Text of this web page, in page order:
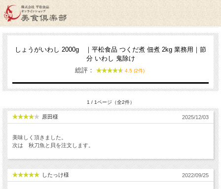
しょうがいわし 2000g ｜平松食品 つくだ煮 佃煮 2kg 業務用｜節
分 いわし 鬼除け
総評：
4.5 (2件)
1 / 1ページ（全2件）
原田様 2025/12/03
美味しく頂きました。
次は 秋刀魚と貝を注文します。
したっけ様 2022/09/25